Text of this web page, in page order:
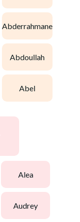
abderrahmane
abdoullah
abel
alea
audrey